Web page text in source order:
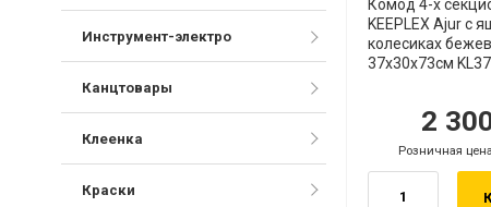
Комод 4-х
KEEPLEX Ajur с
колесиках
37х30х73см
2
Розничная
Инструмент-электро
Канцтовары
Клеенка
Краски